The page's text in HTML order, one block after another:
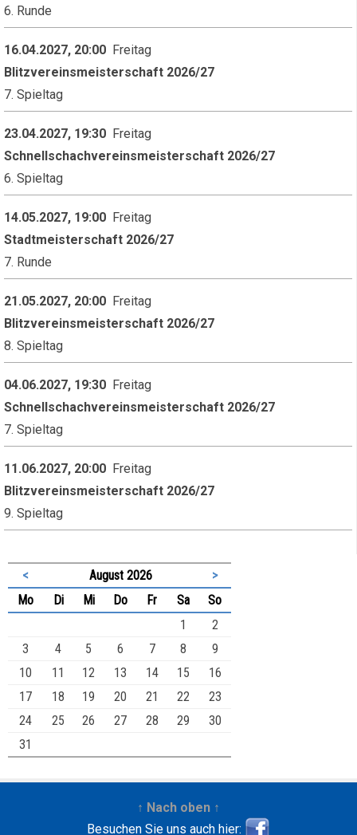
6. Runde
16.04.2027, 20:00 Freitag
Blitzvereinsmeisterschaft 2026/27
7. Spieltag
23.04.2027, 19:30 Freitag
Schnellschachvereinsmeisterschaft 2026/27
6. Spieltag
14.05.2027, 19:00 Freitag
Stadtmeisterschaft 2026/27
7. Runde
21.05.2027, 20:00 Freitag
Blitzvereinsmeisterschaft 2026/27
8. Spieltag
04.06.2027, 19:30 Freitag
Schnellschachvereinsmeisterschaft 2026/27
7. Spieltag
11.06.2027, 20:00 Freitag
Blitzvereinsmeisterschaft 2026/27
9. Spieltag
< August 2026
>
Montag Dienstag
Mittwoch
Donnerstag
FreitagSamstag
Sonntag
1
2
3
4 5 6 7 8
9
10
11 12 13 14 15
16
17
18 19 20 21 22
23
24
25 26 27 28 29
30
31
↑ Nach oben ↑
Besuchen Sie uns auch hier: